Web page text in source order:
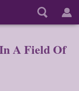
A Field Of